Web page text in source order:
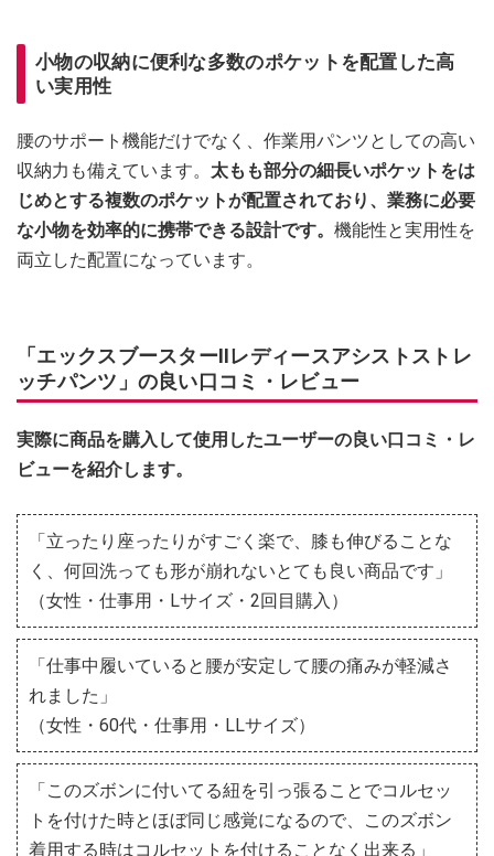
小物の収納に便利な多数のポケットを配置した高
い実用性
腰のサポート機能だけでなく、作業用パンツとしての高い
収納力も備えています。 太もも部分の細長いポケットをは
じめとする複数のポケットが配置されており、業務に必要
な小物を効率的に携帯できる設計です。 機能性と実用性を
両立した配置になっています。
「エックスブースターⅡレディースアシストストレ
ッチパンツ」の良い口コミ・レビュー
実際に商品を購入して使用したユーザーの良い口コミ・レ
ビューを紹介します。
「立ったり座ったりがすごく楽で、膝も伸びることな
く、何回洗っても形が崩れないとても良い商品です」
（女性・仕事用・Lサイズ・2回目購入）
「仕事中履いていると腰が安定して腰の痛みが軽減さ
れました」
（女性・60代・仕事用・LLサイズ）
「このズボンに付いてる紐を引っ張ることでコルセッ
トを付けた時とほぼ同じ感覚になるので、このズボン
着用する時はコルセットを付けることなく出来る」